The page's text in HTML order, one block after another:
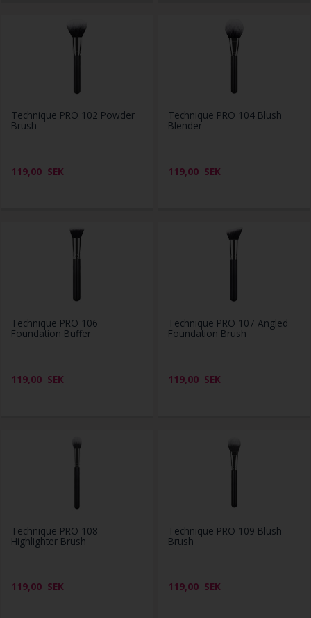
Technique PRO 102 Powder
Brush
119,00 SEK
Technique PRO 104 Blush
Blender
119,00 SEK
Technique PRO 106
Foundation Buffer
119,00 SEK
Technique PRO 107 Angled
Foundation Brush
119,00 SEK
Technique PRO 108
Highlighter Brush
119,00 SEK
Technique PRO 109 Blush
Brush
119,00 SEK